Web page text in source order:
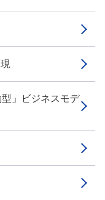
」ビジネスモデ